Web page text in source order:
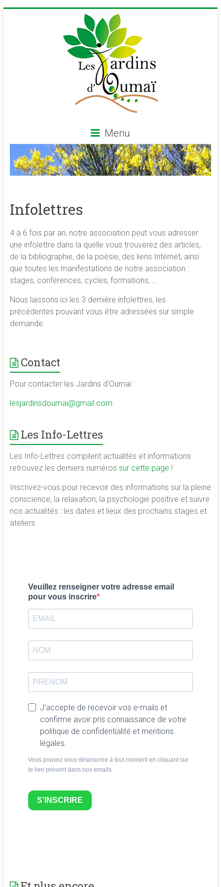
Menu
Infolettres
4 à 6 fois par an, notre association peut vous adresser
une infolettre dans la quelle vous trouverez des articles,
de la bibliographie, de la poésie, des liens Internet, ainsi
que toutes les manifestations de notre association :
stages, conférences, cycles, formations, …
Nous laissons ici les 3 dernière infolettres, les
précédentes pouvant vous être adressées sur simple
demande.
Contact
Pour contacter les Jardins d’Oumaï :
lesjardinsdoumai@gmail.com
Les Info-Lettres
Les Info-Lettres compilent actualités et informations :
retrouvez les derniers numéros sur cette page !
Inscrivez-vous pour recevoir des informations sur la pleine
conscience, la relaxation, la psychologie positive et suivre
nos actualités : les dates et lieux des prochains stages et
ateliers.
Veuillez renseigner votre adresse email
pour vous inscrire
J'accepte de recevoir vos e-mails et
confirme avoir pris connaissance de votre
politique de confidentialité et mentions
légales.
Vous pouvez vous désinscrire à tout moment en cliquant sur
le lien présent dans nos emails.
S'INSCRIRE